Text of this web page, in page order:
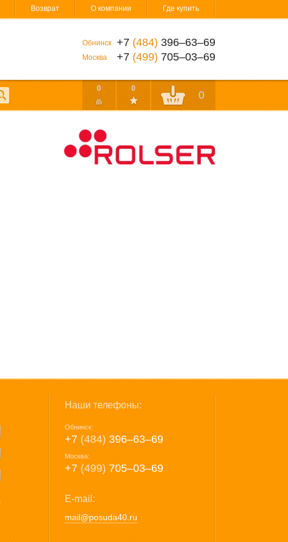
Возврат О компании Где купить
Обнинск +7 (484) 396‒63‒69
Москва +7 (499) 705‒03‒69
0 0
0
Наши телефоны:
Обнинск:
+7 (484) 396‒63‒69
Москва:
+7 (499) 705‒03‒69
E-mail:
mail@posuda40.ru